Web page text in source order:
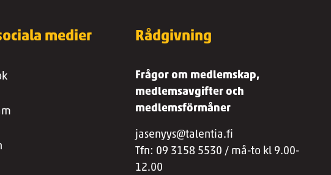
medier Rådgivning
Frågor om medlemskap,
medlemsavgifter och
medlemsförmåner
jasenyys@talentia.fi
Tfn: 09 3158 5530 / må-to kl 9.00-
12.00